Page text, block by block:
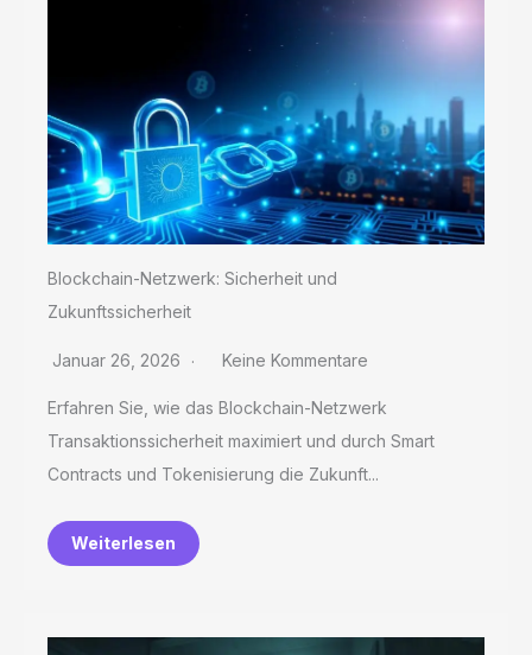
Blockchain-Netzwerk: Sicherheit und
Zukunftssicherheit
Januar 26, 2026 Keine Kommentare
Erfahren Sie, wie das Blockchain-Netzwerk
Transaktionssicherheit maximiert und durch Smart
Contracts und Tokenisierung die Zukunft...
Weiterlesen